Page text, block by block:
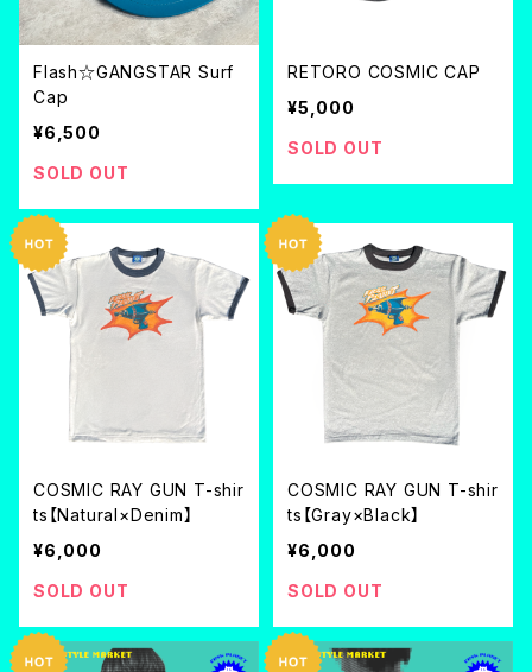
Flash☆GANGSTAR Surf
Cap
¥6,500
SOLD OUT
RETORO COSMIC CAP
¥5,000
SOLD OUT
COSMIC RAY GUN T-shir
ts【Natural×Denim】
¥6,000
SOLD OUT
COSMIC RAY GUN T-shir
ts【Gray×Black】
¥6,000
SOLD OUT